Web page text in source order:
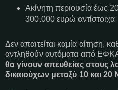
Ακίνητη περιουσία έως
300.000 ευρώ αντίστοιχα
Δεν απαιτείται καμία αίτηση,
αντληθούν αυτόματα από
θα γίνουν απευθείας στους
δικαιούχων μεταξύ 10 και 20